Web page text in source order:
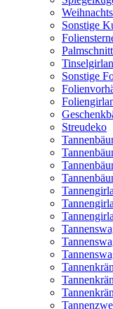
Sonstige
Sonstige
Streudeko